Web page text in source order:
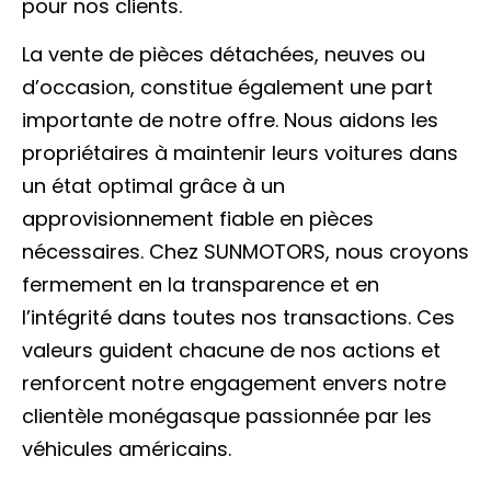
pour nos clients.
La vente de pièces détachées, neuves ou
d’occasion, constitue également une part
importante de notre offre. Nous aidons les
propriétaires à maintenir leurs voitures dans
un état optimal grâce à un
approvisionnement fiable en pièces
nécessaires. Chez SUNMOTORS, nous croyons
fermement en la transparence et en
l’intégrité dans toutes nos transactions. Ces
valeurs guident chacune de nos actions et
renforcent notre engagement envers notre
clientèle monégasque passionnée par les
véhicules américains.